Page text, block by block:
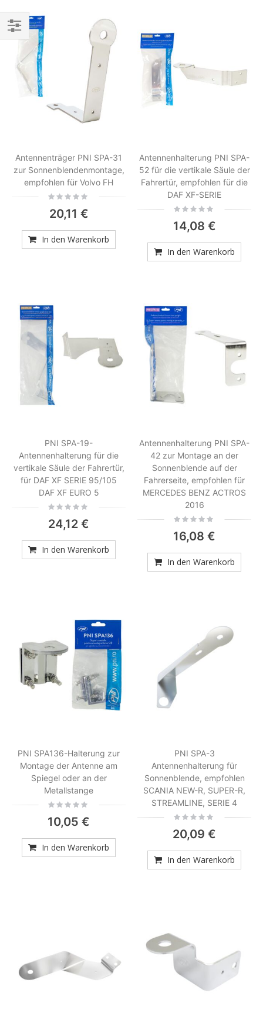
Antennenträger PNI SPA-31
zur Sonnenblendenmontage,
empfohlen für Volvo FH
Rating:
20,11 €
In den Warenkorb
Antennenhalterung PNI SPA-
52 für die vertikale Säule der
Fahrertür, empfohlen für die
DAF XF-SERIE
Rating:
14,08 €
In den Warenkorb
PNI SPA-19-
Antennenhalterung für die
vertikale Säule der Fahrertür,
für DAF XF SERIE 95/105
DAF XF EURO 5
Rating:
24,12 €
In den Warenkorb
Antennenhalterung PNI SPA-
42 zur Montage an der
Sonnenblende auf der
Fahrerseite, empfohlen für
MERCEDES BENZ ACTROS
2016
Rating:
16,08 €
In den Warenkorb
PNI SPA136-Halterung zur
Montage der Antenne am
Spiegel oder an der
Metallstange
Rating:
10,05 €
In den Warenkorb
PNI SPA-3
Antennenhalterung für
Sonnenblende, empfohlen
SCANIA NEW-R, SUPER-R,
STREAMLINE, SERIE 4
Rating:
20,09 €
In den Warenkorb
Einkaufsoptionen